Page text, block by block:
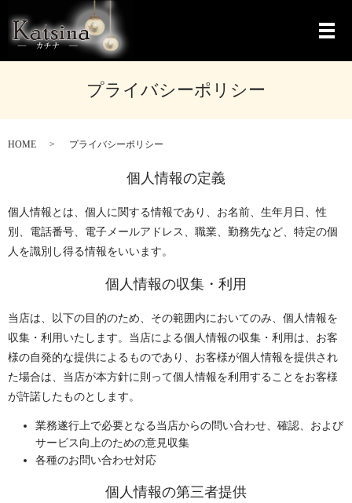
メ
プライバシーポリシー
HOME プライバシーポリシー
個人情報の定義
個人情報とは、個人に関する情報であり、お名前、生年月日、性
別、電話番号、電子メールアドレス、職業、勤務先など、特定の個
人を識別し得る情報をいいます。
個人情報の収集・利用
当店は、以下の目的のため、その範囲内においてのみ、個人情報を
収集・利用いたします。当店による個人情報の収集・利用は、お客
様の自発的な提供によるものであり、お客様が個人情報を提供され
た場合は、当店が本方針に則って個人情報を利用することをお客様
が許諾したものとします。
業務遂行上で必要となる当店からの問い合わせ、確認、および
サービス向上のための意見収集
各種のお問い合わせ対応
個人情報の第三者提供